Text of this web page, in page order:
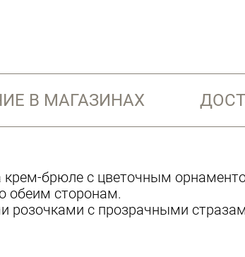
В МАГАЗИНАХ
крем-брюле с цветочным
обеим сторонам.
с прозрачными